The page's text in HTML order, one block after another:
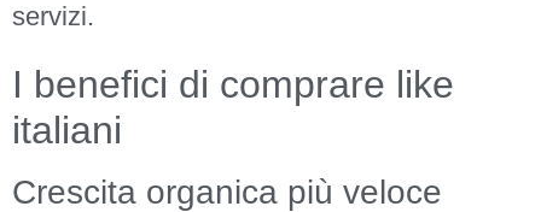
servizi.
I benefici di comprare like
italiani
Crescita organica più veloce